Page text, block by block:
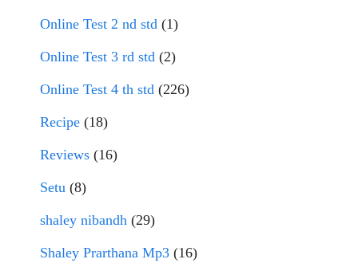
Online Test 2 nd std (1)
Online Test 3 rd std (2)
Online Test 4 th std (226)
Recipe (18)
Reviews (16)
Setu (8)
shaley nibandh (29)
Shaley Prarthana Mp3 (16)